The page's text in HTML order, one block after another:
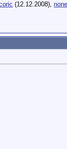
(12.12.2008),